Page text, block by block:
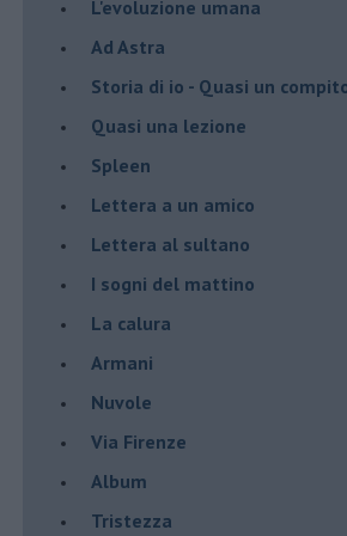
L'evoluzione umana
Ad Astra
Storia di io - Quasi un
Quasi una lezione
Spleen
Lettera a un amico
Lettera al sultano
I sogni del mattino
La calura
Armani
Nuvole
Via Firenze
Album
Tristezza